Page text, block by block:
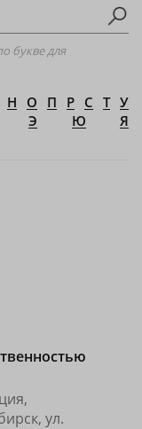
букве для
Н О П Р С Т У
Э Ю Я
ул.